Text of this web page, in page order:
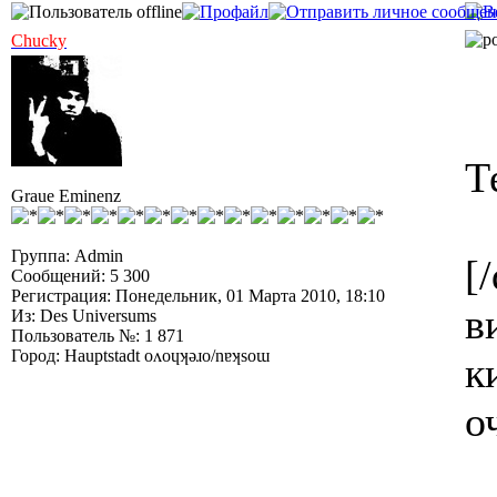
Chucky
Graue Eminenz
Группа: Admin
Сообщений: 5 300
Регистрация: Понедельник, 01 Марта 2010, 18:10
Из: Des Universums
Пользователь №: 1 871
Город: Hauptstadt oʌoɥʞǝɹo/nɐʞsoɯ